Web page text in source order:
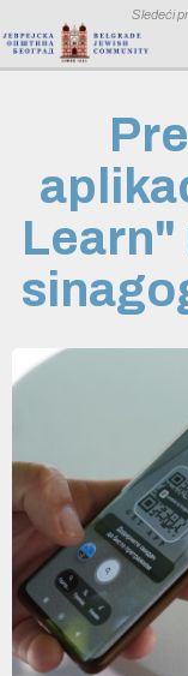
Sledeći
Learn"